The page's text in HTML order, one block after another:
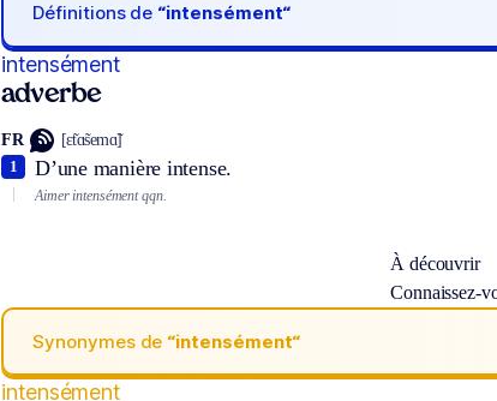
Définitions de “intensément“
intensément
adverbe
FR [ɛ̃tɑ̃semɑ̃]
D’une manière intense.
1
Aimer intensément qqn.
À découvrir
Connaissez-
Synonymes de “intensément“
intensément